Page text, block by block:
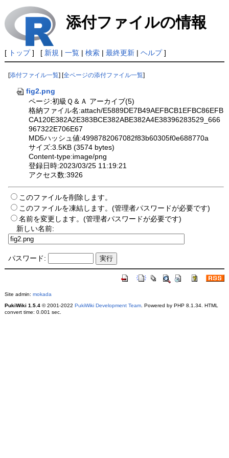
添付ファイルの情報
[ トップ] [ 新規 | 一覧| 検索| 最終更新| ヘルプ]
[添付ファイル一覧 ] [全ページの添付ファイル一覧
fig2.png
ページ:初級Ｑ＆Ａ アーカイブ(5)
格納ファイル名:attach/E5889DE7B49AEFBCB1EFBC86EFB
CA120E382A2E383BCE382ABE382A4E38396283529_666
967322E706E67
MD5ハッシュ値:4998782067082f83b60305f0e688770a
サイズ:3.5KB (3574 bytes)
Content-type:image/png
登録日時:2023/03/25 11:19:21
アクセス数:3926
このファイルを削除します。
このファイルを凍結します。(管理者パスワードが必要です)
名前を変更します。(管理者パスワードが必要です)
新しい名前:
パスワード:
Site admin: mokada
PukiWiki 1.5.4© 2001-2022 PukiWiki Development Team. Powered by PHP 8.1.34. HTML
convert time: 0.001 sec.